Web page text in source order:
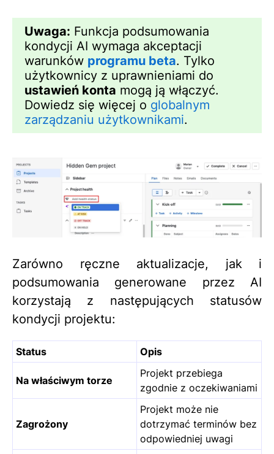
Uwaga: Funkcja podsumowania
kondycji AI wymaga akceptacji
warunków programu beta. Tylko
użytkownicy z uprawnieniami do
ustawień konta mogą ją włączyć.
Dowiedz się więcej o globalnym
zarządzaniu użytkownikami.
Zarówno ręczne aktualizacje, jak i
podsumowania generowane przez AI
korzystają z następujących statusów
kondycji projektu:
Status Opis
Na właściwym torze
Projekt przebiega
zgodnie z oczekiwaniami
Zagrożony
Projekt może nie
dotrzymać terminów bez
odpowiedniej uwagi